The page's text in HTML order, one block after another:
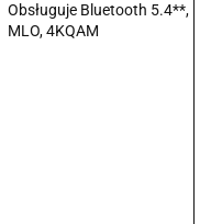
Obsługuje Bluetooth 5.4**,
MLO, 4KQAM